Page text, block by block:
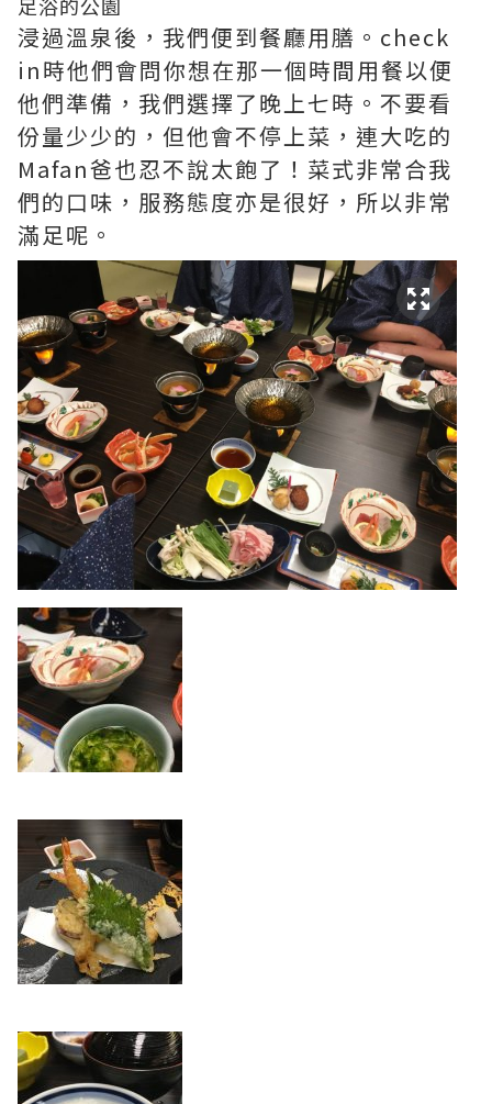
浸過溫泉後，我們便到餐廳用膳。check
in時他們會問你想在那一個時間用餐以便
他們準備，我們選擇了晚上七時。不要看
份量少少的，但他會不停上菜，連大吃的
Mafan爸也忍不說太飽了！菜式非常合我
們的口味，服務態度亦是很好，所以非常
滿足呢。